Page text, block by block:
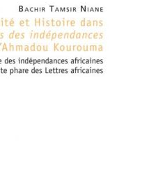
ÉDITEUR